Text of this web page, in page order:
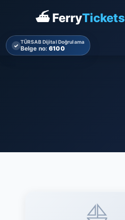
⛴ FerryTickets
✓
TÜRSAB Dijital Doğrulama
Belge no: 6100